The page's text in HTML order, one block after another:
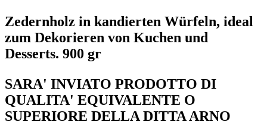
Zedernholz in kandierten Würfeln, ideal
zum Dekorieren von Kuchen und
Desserts. 900 gr
SARA' INVIATO PRODOTTO DI
QUALITA' EQUIVALENTE O
SUPERIORE DELLA DITTA ARNO